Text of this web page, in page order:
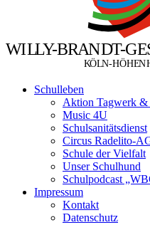
WILLY-BRANDT-GE
KÖLN-HÖHEN
Schulleben
Aktion Tagwerk &
Music 4U
Schulsanitätsdienst
Circus Radelito-
Schule der Vielfalt
Unser Schulhund
Schulpodcast
Impressum
Kontakt
Datenschutz